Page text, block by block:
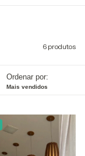
6 produtos
Ordenar por:
Mais vendidos